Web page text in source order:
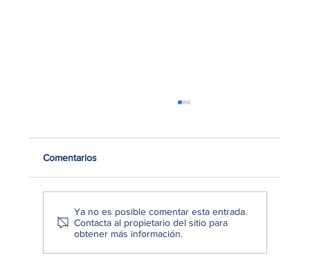
Comentarios
Ya no es posible comentar esta entrada.
Contacta al propietario del sitio para
obtener más información.